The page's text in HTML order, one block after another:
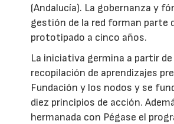
(Andalucía). La gobernanza y
gestión de la red forman parte
prototipado a cinco años.
La iniciativa germina a partir de
recopilación de aprendizajes
Fundación y los nodos y se
diez principios de acción.
hermanada con Pégase el